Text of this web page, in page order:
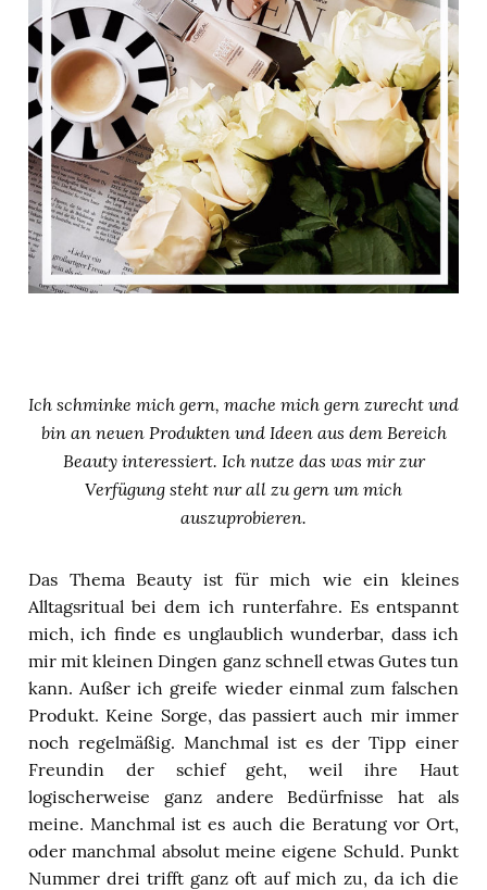
Ich schminke mich gern, mache mich gern zurecht und
bin an neuen Produkten und Ideen aus dem Bereich
Beauty interessiert. Ich nutze das was mir zur
Verfügung steht nur all zu gern um mich
auszuprobieren.
Das Thema Beauty ist für mich wie ein kleines
Alltagsritual bei dem ich runterfahre. Es entspannt
mich, ich finde es unglaublich wunderbar, dass ich
mir mit kleinen Dingen ganz schnell etwas Gutes tun
kann. Außer ich greife wieder einmal zum falschen
Produkt. Keine Sorge, das passiert auch mir immer
noch regelmäßig. Manchmal ist es der Tipp einer
Freundin der schief geht, weil ihre Haut
logischerweise ganz andere Bedürfnisse hat als
meine. Manchmal ist es auch die Beratung vor Ort,
oder manchmal absolut meine eigene Schuld. Punkt
Nummer drei trifft ganz oft auf mich zu, da ich die